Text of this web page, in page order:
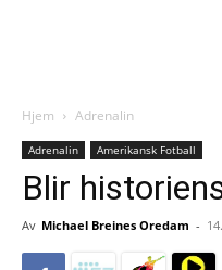
Hjem Adrenalin
Adrenalin Amerikansk Fotball
Blir
Av Michael Breines Oredam -